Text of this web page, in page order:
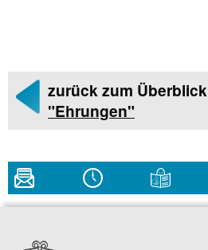
zurück zum Überblick
"Ehrungen"